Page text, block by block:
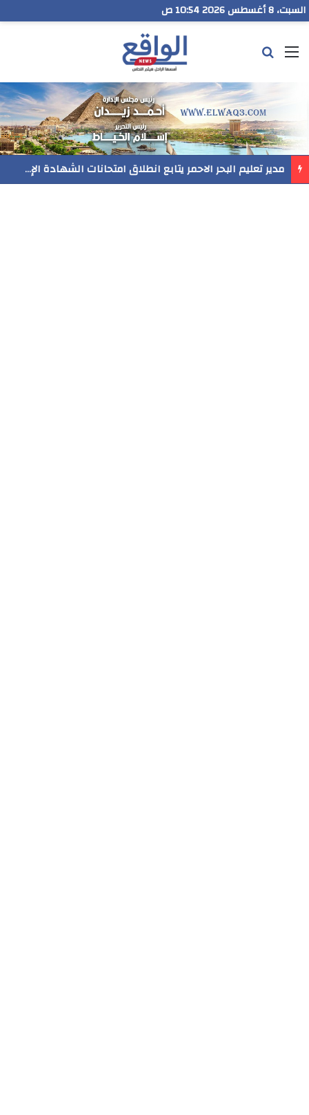
السبت، 8 أغسطس 2026 10:54 ص
القائمة
مدير تعليم البحر الاحمر يتابع انطلاق امتحانات الشهادة الإعدادية ويؤكد: الانضباط